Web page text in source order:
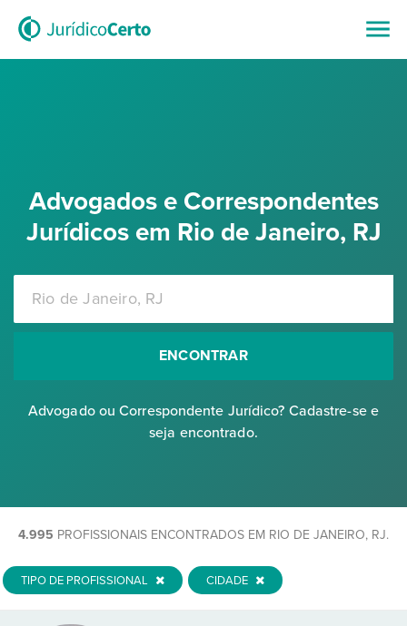
Advogados e Correspondentes
Jurídicos em Rio de Janeiro, RJ
ENCONTRAR
Advogado ou Correspondente Jurídico? Cadastre-se e
seja encontrado.
4.995 PROFISSIONAIS ENCONTRADOS EM RIO DE JANEIRO, RJ.
TIPO DE PROFISSIONAL CIDADE